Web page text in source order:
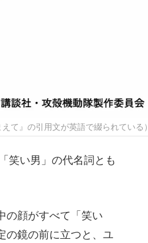
て』の引用文が英語で綴られている）
笑い男」の代名詞とも
の顔がすべて「笑い
の鏡の前に立つと、ユ